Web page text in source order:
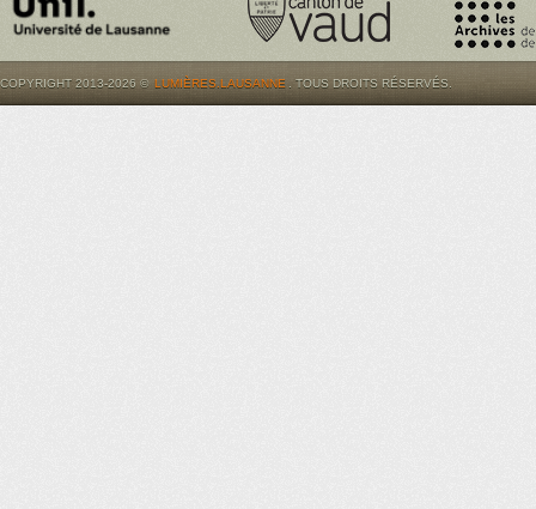
COPYRIGHT 2013-2026 © LUMIÈRES.LAUSANNE . TOUS DROITS RÉSERVÉS.